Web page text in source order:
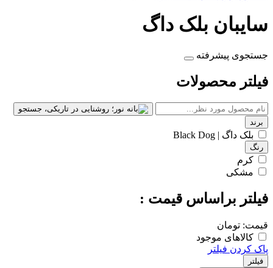
سایبان بلک داگ
جستجوی پیشرفته
فیلتر محصولات
برند
بلک داگ | Black Dog
رنگ
کرم
مشکی
فیلتر براساس قیمت :
قیمت: تومان
کالاهای موجود
پاک کردن فیلتر
فیلتر